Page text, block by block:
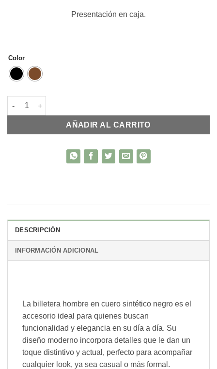
Presentación en caja.
Color
Billetera Hombre cantidad
AÑADIR AL CARRITO
DESCRIPCIÓN
INFORMACIÓN ADICIONAL
La billetera hombre en cuero sintético negro es el
accesorio ideal para quienes buscan
funcionalidad y elegancia en su día a día. Su
diseño moderno incorpora detalles que le dan un
toque distintivo y actual, perfecto para acompañar
cualquier look, ya sea casual o más formal.